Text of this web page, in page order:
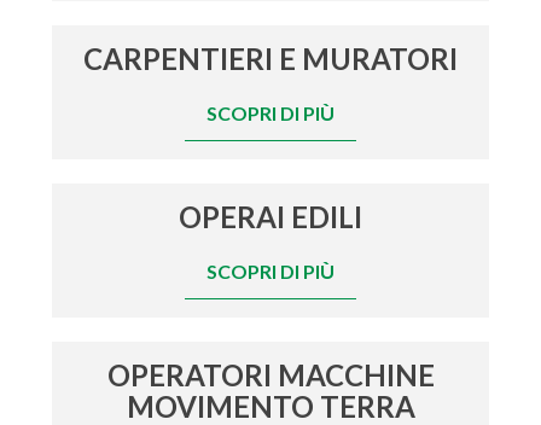
CARPENTIERI E MURATORI
SCOPRI DI PIÙ
OPERAI EDILI
SCOPRI DI PIÙ
OPERATORI MACCHINE
MOVIMENTO TERRA